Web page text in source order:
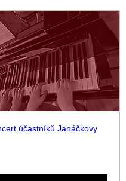
účastníků Janáčkovy